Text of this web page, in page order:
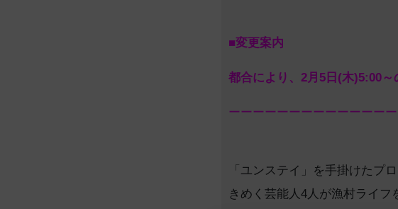
■変更案内
都合により、2月5日(木)5:00
ーーーーーーーーーーーーー
「ユンステイ」を手掛けたプ
きめく芸能人4人が漁村ライフ